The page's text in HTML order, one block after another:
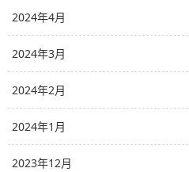
2024年4月
2024年3月
2024年2月
2024年1月
2023年12月